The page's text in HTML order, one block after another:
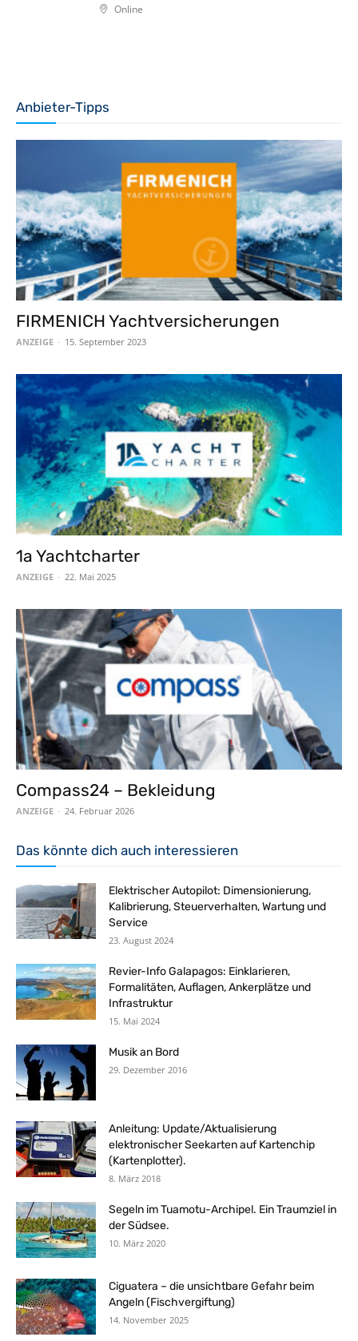
Online
Anbieter-Tipps
FIRMENICH Yachtversicherungen
ANZEIGE - 15. September 2023
1a Yachtcharter
ANZEIGE - 22. Mai 2025
Compass24 – Bekleidung
ANZEIGE - 24. Februar 2026
Das könnte dich auch interessieren
Elektrischer Autopilot: Dimensionierung,
Kalibrierung, Steuerverhalten, Wartung und
Service
23. August 2024
Revier-Info Galapagos: Einklarieren,
Formalitäten, Auflagen, Ankerplätze und
Infrastruktur
15. Mai 2024
Musik an Bord
29. Dezember 2016
Anleitung: Update/Aktualisierung
elektronischer Seekarten auf Kartenchip
(Kartenplotter).
8. März 2018
Segeln im Tuamotu-Archipel. Ein Traumziel in
der Südsee.
10. März 2020
Ciguatera – die unsichtbare Gefahr beim
Angeln (Fischvergiftung)
14. November 2025